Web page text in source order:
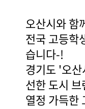
오산시와 함
전국 고등학
습니다-!
경기도 '오
선한 도시
열정 가득한